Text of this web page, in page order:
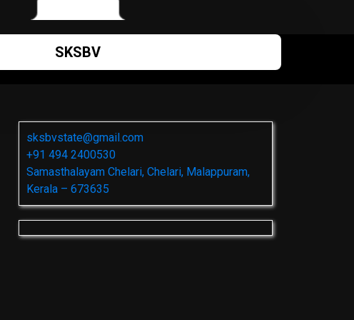
SKSBV
sksbvstate@gmail.com
+91 494 2400530
Samasthalayam Chelari, Chelari, Malappuram,
Kerala – 673635